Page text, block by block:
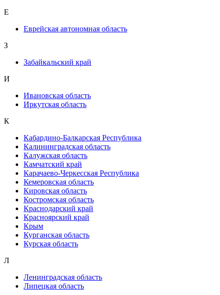
Е
Еврейская автономная область
З
Забайкальский край
И
Ивановская область
Иркутская область
К
Кабардино-Балкарская Республика
Калининградская область
Калужская область
Камчатский край
Карачаево-Черкесская Республика
Кемеровская область
Кировская область
Костромская область
Краснодарский край
Красноярский край
Крым
Курганская область
Курская область
Л
Ленинградская область
Липецкая область